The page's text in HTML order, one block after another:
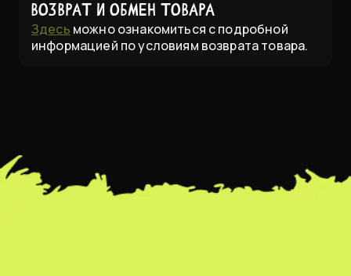
Возврат и обмен товара
Здесь можно ознакомиться с подробной
информацией по условиям возврата товара.